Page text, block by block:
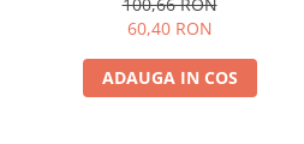
60,40 RON
ADAUGA IN COS